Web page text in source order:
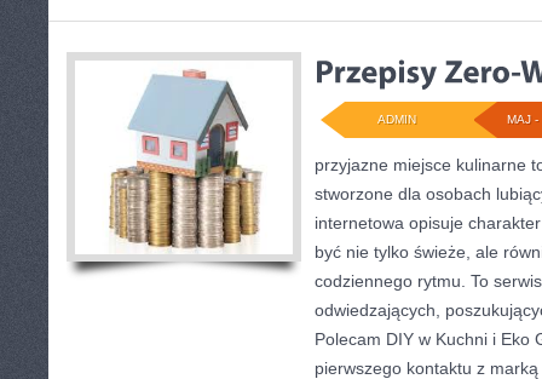
MAJ -
ADMIN
przyjazne miejsce kulinarne
stworzone dla osobach
internetowa opisuje
być nie tylko świeże, ale
codziennego rytmu. To
odwiedzających,
Polecam DIY w Kuchni i Eko
pierwszego kontaktu z